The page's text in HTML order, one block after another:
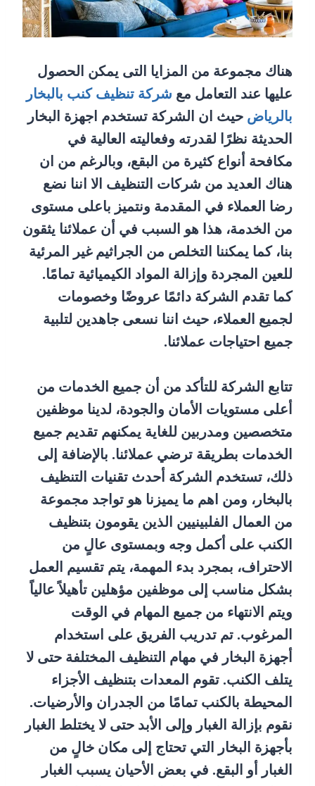
هناك مجموعة من المزايا التى يمكن الحصول
عليها عند التعامل مع شركة تنظيف كنب بالبخار
بالرياض حيث ان الشركة تستخدم اجهزة البخار
الحديثة نظرًا لقدرته وفعاليته العالية في
مكافحة أنواع كثيرة من البقع، وبالرغم من ان
هناك العديد من شركات التنظيف الا اننا نضع
رضا العملاء في المقدمة ونتميز باعلى مستوى
من الخدمة، هذا هو السبب في أن عملائنا يثقون
بنا، كما يمكننا التخلص من الجراثيم غير المرئية
للعين المجردة وإزالة المواد الكيميائية تمامًا.
كما تقدم الشركة دائمًا عروضًا وخصومات
لجميع العملاء، حيث اننا نسعى جاهدين لتلبية
جميع احتياجات عملائنا.
تتابع الشركة للتأكد من أن جميع الخدمات من
أعلى مستويات الأمان والجودة، لدينا موظفين
متخصصين ومدربين للغاية يمكنهم تقديم جميع
الخدمات بطريقة ترضي عملائنا. بالإضافة إلى
ذلك، تستخدم الشركة أحدث تقنيات التنظيف
بالبخار، ومن اهم ما يميزنا هو تواجد مجموعة
من العمال الفلبينيين الذين يقومون بتنظيف
الكنب على أكمل وجه وبمستوى عالٍ من
الاحتراف، بمجرد بدء المهمة، يتم تقسيم العمل
بشكل مناسب إلى موظفين مؤهلين تأهيلاً عالياً
ويتم الانتهاء من جميع المهام في الوقت
المرغوب. تم تدريب الفريق على استخدام
أجهزة البخار في مهام التنظيف المختلفة حتى لا
يتلف الكنب. تقوم المعدات بتنظيف الأجزاء
المحيطة بالكنب تمامًا من الجدران والأرضيات.
نقوم بإزالة الغبار وإلى الأبد حتى لا يختلط الغبار
بأجهزة البخار التي تحتاج إلى مكان خالٍ من
الغبار أو البقع. في بعض الأحيان يسبب الغبار